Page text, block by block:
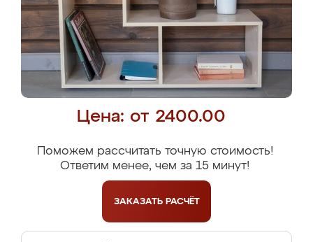
Цена: от 2400.00
Поможем рассчитать точную стоимость!
Ответим менее, чем за 15 минут!
ЗАКАЗАТЬ РАСЧЁТ